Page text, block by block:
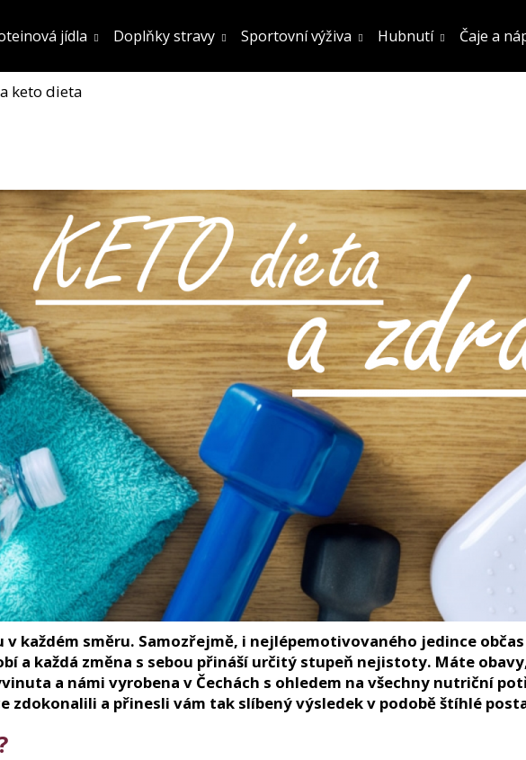
jídla Doplňky stravy Sportovní výživa Hubnutí Čaje a
keto dieta
každém směru. Samozřejmě, i nejlépemotivovaného jedince
a každá změna s sebou přináší určitý stupeň nejistoty. Máte
a námi vyrobena v Čechách s ohledem na všechny nutriční
zdokonalili a přinesli vám tak slíbený výsledek v podobě štíhlé
Doporučujeme
PŘÍCHUTÍ
FATBURN DOPLNĚK STRAVY
147,60 Kč
Původně:369 Kč
SÓJOVÝ
OCHUCENÍ
149 Kč